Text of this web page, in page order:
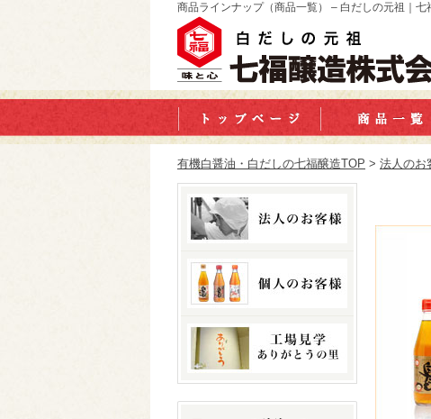
商品ラインナップ（商品一覧） – 白だしの元祖｜七
有機白醤油・白だしの七福醸造TOP > 法人のお